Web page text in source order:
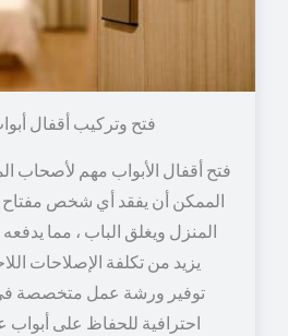
فتح وتركيب أقفال
فتح أقفال الأبواب مهم لأصحاب
الممكن أن يفقد أي شخص مفتاح
المنزل ويغلق الباب ، مما
يزيد من تكلفة الإصلاحات
توفير ورشة عمل متخصصة في
احترافية للحفاظ على أبواب